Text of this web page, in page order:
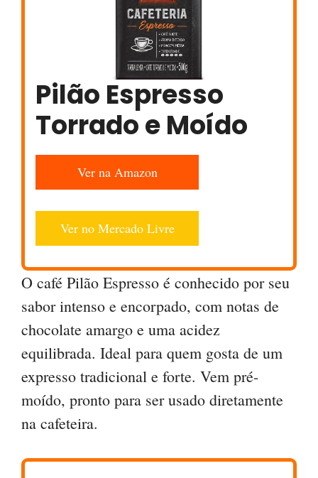
Pilão Espresso
Torrado e Moído
Ver na Amazon
Ver no Mercado Livre
O café Pilão Espresso é conhecido por seu
sabor intenso e encorpado, com notas de
chocolate amargo e uma acidez
equilibrada. Ideal para quem gosta de um
expresso tradicional e forte. Vem pré-
moído, pronto para ser usado diretamente
na cafeteira.